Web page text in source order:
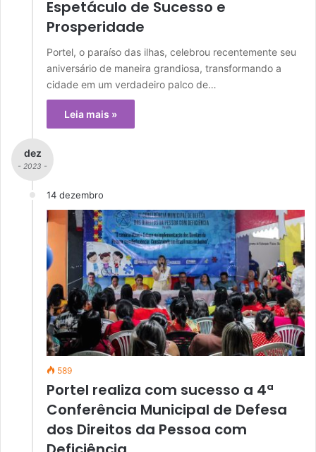
Espetáculo de Sucesso e
Prosperidade
Portel, o paraíso das ilhas, celebrou recentemente seu
aniversário de maneira grandiosa, transformando a
cidade em um verdadeiro palco de…
Leia mais »
dez
- 2023 -
14 dezembro
589
Portel realiza com sucesso a 4ª
Conferência Municipal de Defesa
dos Direitos da Pessoa com